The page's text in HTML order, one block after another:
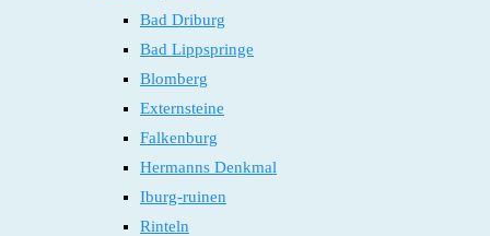
Bad Driburg
Bad Lippspringe
Blomberg
Externsteine
Falkenburg
Hermanns Denkmal
Iburg-ruinen
Rinteln